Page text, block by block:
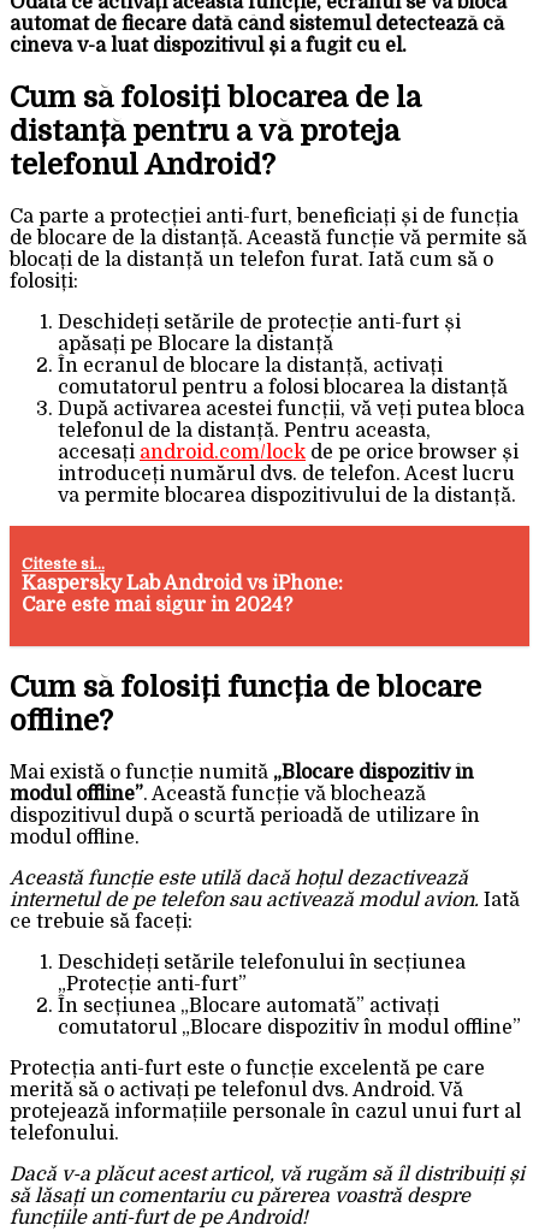
automat de fiecare dată când sistemul detectează că
cineva v-a luat dispozitivul și a fugit cu el.
Cum să folosiți blocarea de la
distanță pentru a vă proteja
telefonul Android?
Ca parte a protecției anti-furt, beneficiați și de funcția
de blocare de la distanță. Această funcție vă permite să
blocați de la distanță un telefon furat. Iată cum să o
folosiți:
Deschideți setările de protecție anti-furt și
apăsați pe Blocare la distanță
În ecranul de blocare la distanță, activați
comutatorul pentru a folosi blocarea la distanță
După activarea acestei funcții, vă veți putea bloca
telefonul de la distanță. Pentru aceasta,
accesați android.com/lock de pe orice browser și
introduceți numărul dvs. de telefon. Acest lucru
va permite blocarea dispozitivului de la distanță.
Citeste si...
Kaspersky Lab Android vs iPhone:
Care este mai sigur in 2024?
Cum să folosiți funcția de blocare
offline?
Mai există o funcție numită „Blocare dispozitiv în
modul offline”. Această funcție vă blochează
dispozitivul după o scurtă perioadă de utilizare în
modul offline.
Această funcție este utilă dacă hoțul dezactivează
internetul de pe telefon sau activează modul avion. Iată
ce trebuie să faceți:
Deschideți setările telefonului în secțiunea
„Protecție anti-furt”
În secțiunea „Blocare automată” activați
comutatorul „Blocare dispozitiv în modul offline”
Protecția anti-furt este o funcție excelentă pe care
merită să o activați pe telefonul dvs. Android. Vă
protejează informațiile personale în cazul unui furt al
telefonului.
Dacă v-a plăcut acest articol, vă rugăm să îl distribuiți și
să lăsați un comentariu cu părerea voastră despre
funcțiile anti-furt de pe Android!